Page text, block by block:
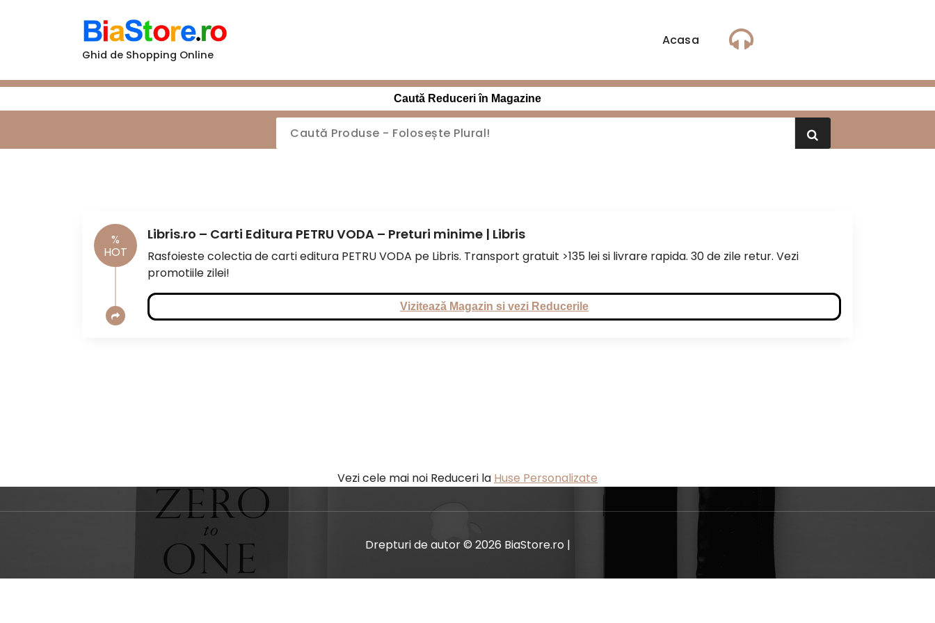
Ghid de Shopping Online
Acasa
Caută Reduceri în Magazine
%
HOT
Libris.ro – Carti Editura PETRU VODA – Preturi minime | Libris
Rasfoieste colectia de carti editura PETRU VODA pe Libris. Transport gratuit >135 lei si livrare rapida. 30 de zile retur. Vezi
promotiile zilei!
Vizitează Magazin si vezi Reducerile
Vezi cele mai noi Reduceri la Huse Personalizate
Drepturi de autor © 2026 BiaStore.ro |